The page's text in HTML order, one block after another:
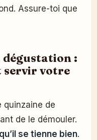
Assure-toi que
dégustation :
servir votre
quinzaine de
de le démouler.
qu’il se tienne bien.